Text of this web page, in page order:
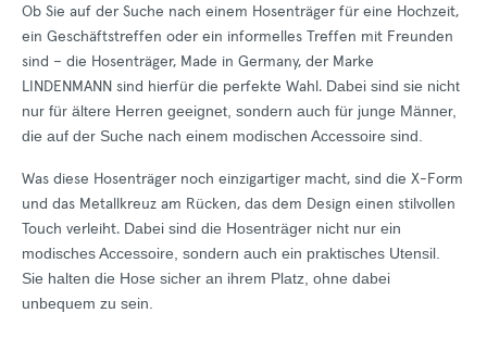
Ob Sie auf der Suche nach einem Hosenträger für eine Hochzeit,
ein Geschäftstreffen oder ein informelles Treffen mit Freunden
sind – die Hosenträger, Made in Germany, der Marke
LINDENMANN sind hierfür die perfekte Wahl. Dabei sind sie nicht
nur für ältere Herren geeignet, sondern auch für junge Männer,
die auf der Suche nach einem modischen Accessoire sind.
Was diese Hosenträger noch einzigartiger macht, sind die X-Form
und das Metallkreuz am Rücken, das dem Design einen stilvollen
Touch verleiht. Dabei sind die Hosenträger nicht nur ein
modisches Accessoire, sondern auch ein praktisches Utensil.
Sie halten die Hose sicher an ihrem Platz, ohne dabei
unbequem zu sein.